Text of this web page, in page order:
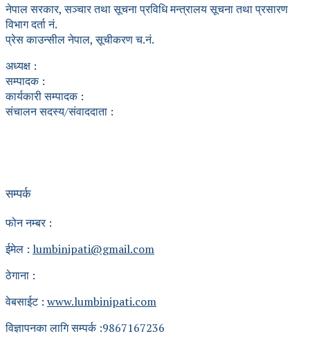
नेपाल सरकार, सञ्चार तथा सूचना प्रविधि मन्त्रालय सूचना तथा प्रसारण
विभाग दर्ता नं.
प्रेस काउन्सील नेपाल, सूचीकरण च.नं.
अध्यक्ष :
सम्पादक :
कार्यकारी सम्पादक :
संचालन सदस्य/संवाददाता :
सम्पर्क
फोन नम्बर :
ईमेल : lumbinipati@gmail.com
ठेगाना :
वेबसाईट : www.lumbinipati.com
विज्ञापनका लागि सम्पर्क :9867167236